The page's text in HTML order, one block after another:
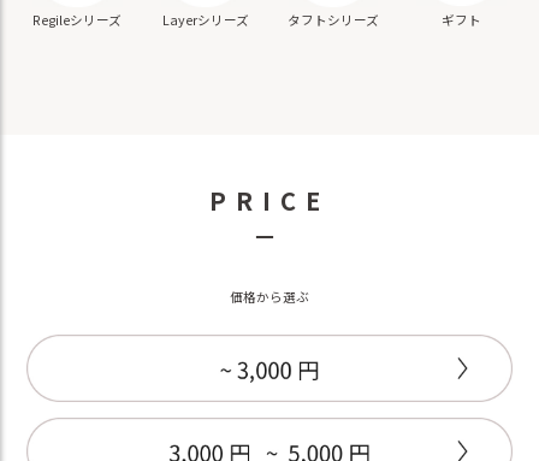
Regileシリーズ Layerシリーズ タフトシリーズ ギフト
PRICE
－
価格から選ぶ